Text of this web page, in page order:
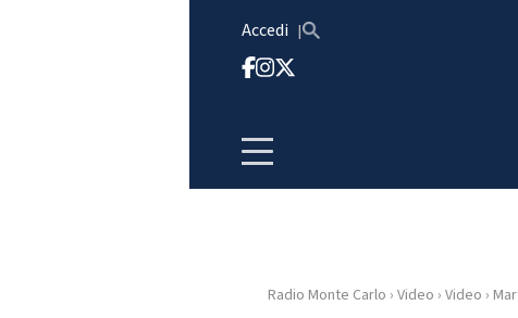
Accedi
HOMERadio Monte Carlo › Video › Video ›